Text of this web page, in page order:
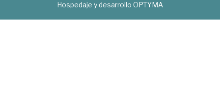
Hospedaje y desarrollo OPTYMA